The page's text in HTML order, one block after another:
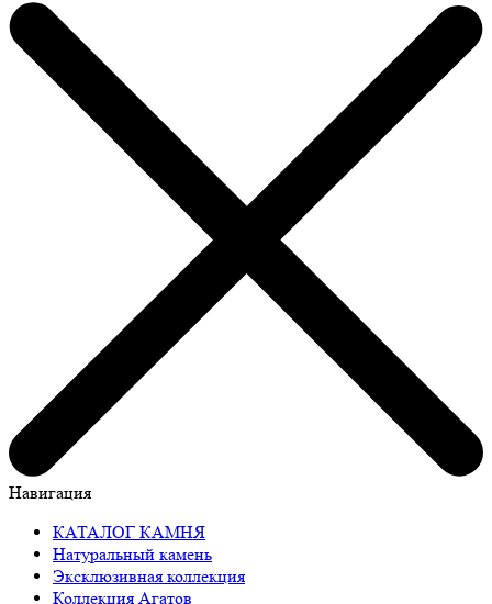
Навигация
КАТАЛОГ КАМНЯ
Натуральный камень
Эксклюзивная коллекция
Коллекция Агатов